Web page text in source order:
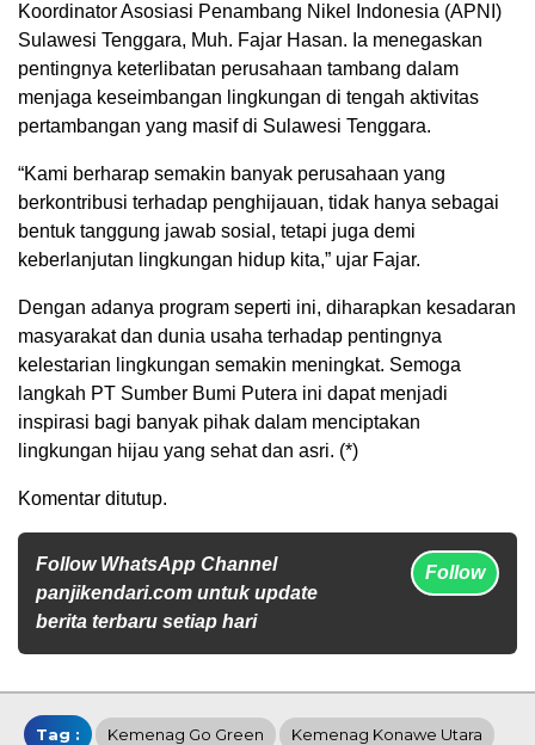
Koordinator Asosiasi Penambang Nikel Indonesia (APNI)
Sulawesi Tenggara, Muh. Fajar Hasan. Ia menegaskan
pentingnya keterlibatan perusahaan tambang dalam
menjaga keseimbangan lingkungan di tengah aktivitas
pertambangan yang masif di Sulawesi Tenggara.
“Kami berharap semakin banyak perusahaan yang
berkontribusi terhadap penghijauan, tidak hanya sebagai
bentuk tanggung jawab sosial, tetapi juga demi
keberlanjutan lingkungan hidup kita,” ujar Fajar.
Dengan adanya program seperti ini, diharapkan kesadaran
masyarakat dan dunia usaha terhadap pentingnya
kelestarian lingkungan semakin meningkat. Semoga
langkah PT Sumber Bumi Putera ini dapat menjadi
inspirasi bagi banyak pihak dalam menciptakan
lingkungan hijau yang sehat dan asri. (*)
Komentar ditutup.
Follow WhatsApp Channel
panjikendari.com untuk update
berita terbaru setiap hari
Follow
Tag : Kemenag Go Green Kemenag Konawe Utara